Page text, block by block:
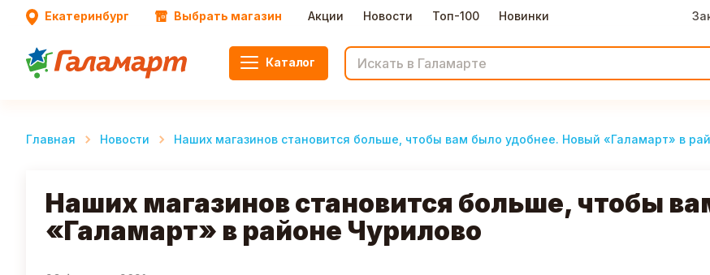
Екатеринбург Выбрать магазин Акции Новости Топ-100 Новинки
Каталог
Главная Новости Наших магазинов становится больше, чтобы вам было удобнее. Новый «Галамарт» в
Наших магазинов становится больше, чтобы
«Галамарт» в районе Чурилово